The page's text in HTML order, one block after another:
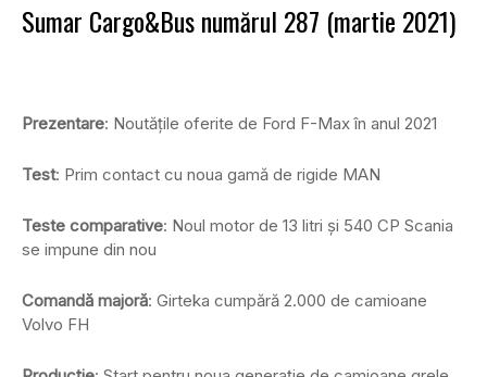
Sumar Cargo&Bus numărul 287 (martie 2021)
Prezentare: Noutățile oferite de Ford F-Max în anul 2021
Test: Prim contact cu noua gamă de rigide MAN
Teste comparative: Noul motor de 13 litri și 540 CP Scania
se impune din nou
Comandă majoră: Girteka cumpără 2.000 de camioane
Volvo FH